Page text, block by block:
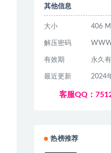
其他信息
大小 406
解压密码
有效期 永久
最近更新 2024
客服QQ：
热榜推荐